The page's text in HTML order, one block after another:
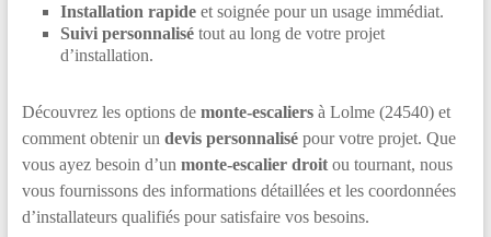
Installation rapideet soignée pour un usage immédiat.
Suivi personnalisétout au long de votre projet
d’installation.
Découvrez les options de monte-escaliersà Lolme (24540) et
comment obtenir un devis personnalisépour votre projet. Que
vous ayez besoin d’un monte-escalier droitou tournant, nous
vous fournissons des informations détaillées et les coordonnées
d’installateurs qualifiés pour satisfaire vos besoins.